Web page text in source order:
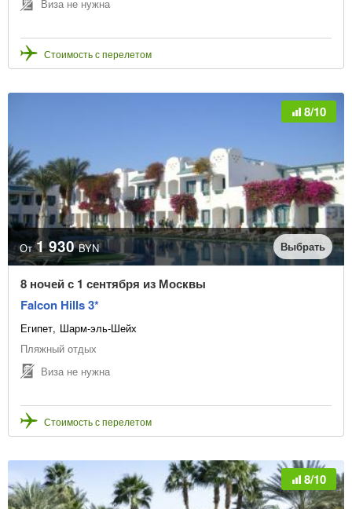
Виза не нужна
Стоимость с перелетом
8/10
От 1 930 BYN Выбрать
8 ночей с 1 сентября из Москвы
Falcon Hills 3*
Египет Шарм-эль-Шейх
Пляжный отдых
Виза не нужна
Стоимость с перелетом
8/10